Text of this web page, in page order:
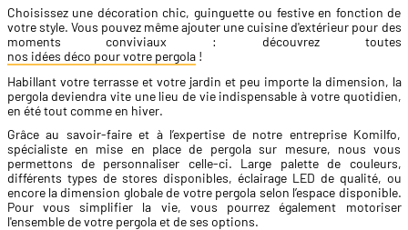
Choisissez une décoration chic, guinguette ou festive en fonction de
votre style. Vous pouvez même ajouter une cuisine d'extérieur pour des
moments conviviaux : découvrez toutes
nos idées déco pour votre pergola!
Habillant votre terrasse et votre jardin et peu importe la dimension, la
pergola deviendra vite une lieu de vie indispensable à votre quotidien,
en été tout comme en hiver.
Grâce au savoir-faire et à l’expertise de notre entreprise Komilfo,
spécialiste en mise en place de pergola sur mesure, nous vous
permettons de personnaliser celle-ci. Large palette de couleurs,
différents types de stores disponibles, éclairage LED de qualité, ou
encore la dimension globale de votre pergola selon l’espace disponible.
Pour vous simplifier la vie, vous pourrez également motoriser
l'ensemble de votre pergola et de ses options.